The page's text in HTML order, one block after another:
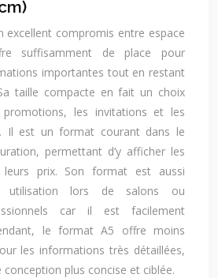
excellent compromis entre espace
suffisamment de place pour
importantes tout en restant
taille compacte en fait un choix
les invitations et les
Il est un format courant dans le
permettant d’y afficher les
prix. Son format est aussi
utilisation lors de salons ou
car il est facilement
le format A5 offre moins
les informations très détaillées,
conception plus concise et ciblée.